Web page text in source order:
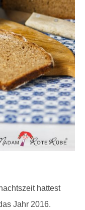
hattest
Jahr 2016.